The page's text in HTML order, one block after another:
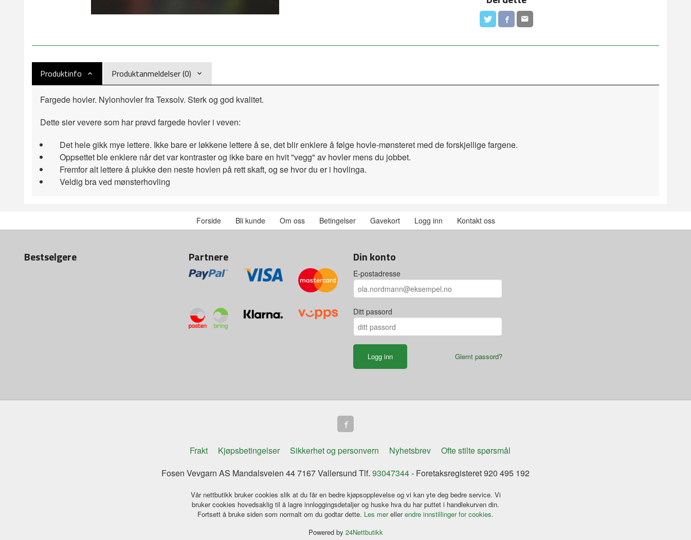
Produktinfo Produktanmeldelser (0)
Fargede hovler. Nylonhovler fra Texsolv. Sterk og god kvalitet.
Dette sier vevere som har prøvd fargede hovler i veven:
Det hele gikk mye lettere. Ikke bare er løkkene lettere å se, det blir enklere å følge hovle-mønsteret med de forskjellige fargene.
Oppsettet ble enklere når det var kontraster og ikke bare en hvit "vegg" av hovler mens du jobbet.
Fremfor alt lettere å plukke den neste hovlen på rett skaft, og se hvor du er i hovlinga.
Veldig bra ved mønsterhovling
Forside Bli kunde Om oss Betingelser Gavekort Logg inn Kontakt oss
Bestselgere Partnere Din konto
E-postadresse
Ditt passord
Glemt passord?
Frakt Kjøpsbetingelser Sikkerhet og personvern Nyhetsbrev
Ofte stilte spørsmål
Fosen Vevgarn AS Mandalsveien 44 7167 Vallersund Tlf. 93047344- Foretaksregisteret 920 495 192
Vår nettbutikk bruker cookies slik at du får en bedre kjøpsopplevelse og vi kan yte deg bedre service. Vi
bruker cookies hovedsaklig til å lagre innloggingsdetaljer og huske hva du har puttet i handlekurven din.
Fortsett å bruke siden som normalt om du godtar dette. Les merellerendre innstillinger for cookies.
Powered by 24Nettbutikk